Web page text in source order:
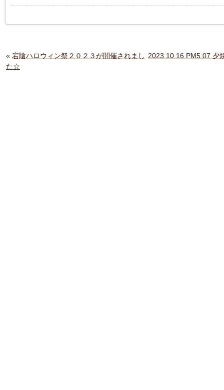
« 宕陰ハロウィン祭２０２３が開催されまし
た☆
2023.10.16 PM5:07 夕